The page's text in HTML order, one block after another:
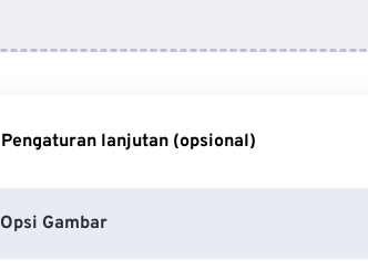
Pengaturan lanjutan (opsional)
Opsi Gambar